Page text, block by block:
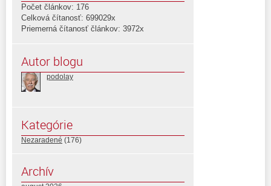
Počet článkov: 176
Celková čítanosť: 699029x
Priemerná čítanosť článkov: 3972x
Autor blogu
podolay
Kategórie
Nezaradené (176)
Archív